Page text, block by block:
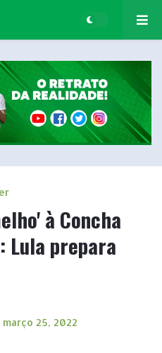
à Concha
Lula prepara
25, 2022